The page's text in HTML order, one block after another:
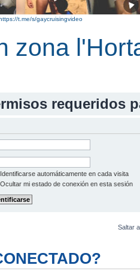
t.me/s/gaycruisingvideo
zona
requeridos
Identificarse automáticamente en cada visita
Ocultar mi estado de conexión en esta sesión
Saltar